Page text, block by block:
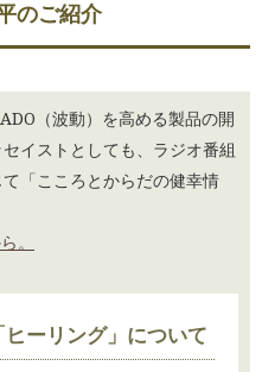
ム/連載編6月『Vol.278 6月 『夢
。
ラジオ番組2025.5.6放送分『ライフ
ム/連載編5月『Vol.277 5月 『な
』を掲載しました。
/ラジオ番組2025.4.1放送分『ただ、
。
/ラジオ番組2025.3.4放送分『どっち
のご紹介
（波動）を高める製品の開
イストとしても、ラジオ番組
「こころとからだの健幸情
。
ーリング」について